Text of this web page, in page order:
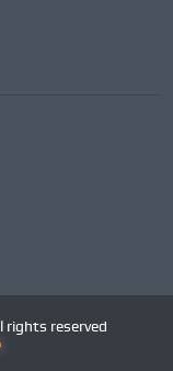
rights reserved